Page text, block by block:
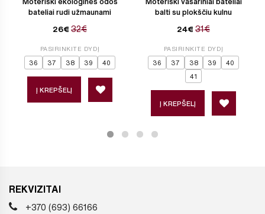
Moteriški ekologinės odos
bateliai rudi užmaunami
26€ 32€
PASIRINKITE DYDĮ
36 37 38 39 40
Į KREPŠELĮ
Moteriški vasariniai bateliai
balti su plokščiu kulnu
24€ 31€
PASIRINKITE DYDĮ
36 37 38 39 40
41
Į KREPŠELĮ
REKVIZITAI
+370 (693) 66166